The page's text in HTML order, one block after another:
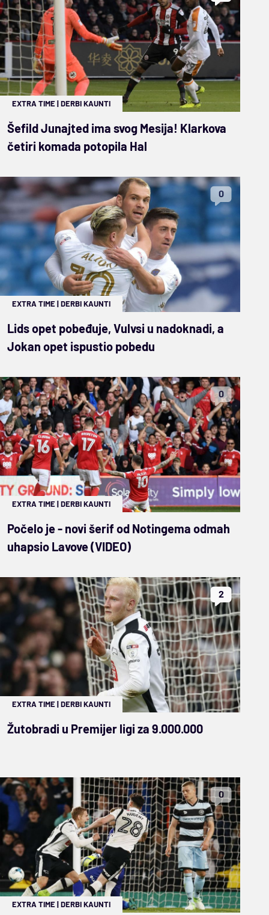
EXTRA TIME|DERBI KAUNTI
Šefild Junajted ima svog Mesija! Klarkova
četiri komada potopila Hal
0
EXTRA TIME|DERBI KAUNTI
Lids opet pobeđuje, Vulvsi u nadoknadi, a
Jokan opet ispustio pobedu
0
EXTRA TIME|DERBI KAUNTI
Počelo je - novi šerif od Notingema odmah
uhapsio Lavove (VIDEO)
2
EXTRA TIME|DERBI KAUNTI
Žutobradi u Premijer ligi za 9.000.000
0
EXTRA TIME|DERBI KAUNTI